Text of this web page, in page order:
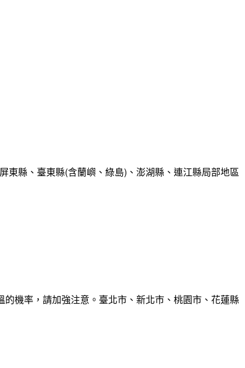
東縣、臺東縣(含蘭嶼、綠島)、澎湖縣、連江縣局部地區
機率，請加強注意。臺北市、新北市、桃園市、花蓮縣